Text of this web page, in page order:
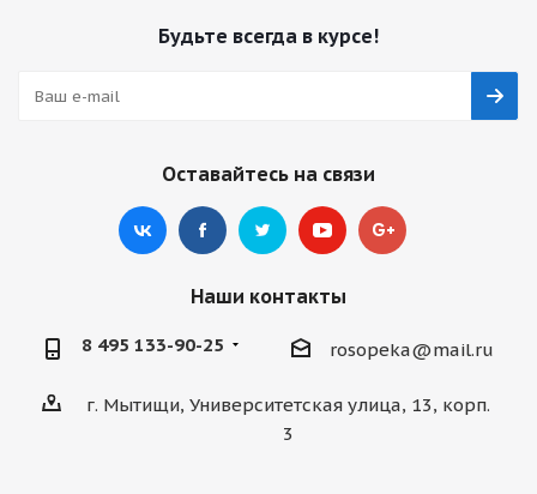
Будьте всегда в курсе!
Оставайтесь на связи
Наши контакты
8 495 133-90-25 rosopeka@mail.ru
г. Мытищи, Университетская улица, 13, корп.
3